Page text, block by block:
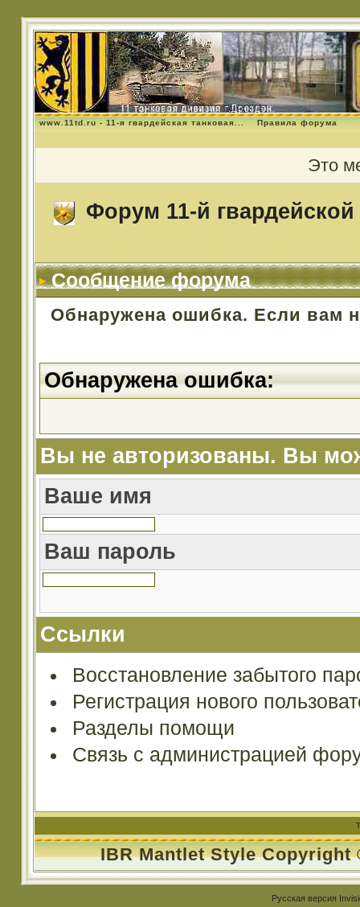
www.11td.ru - 11-я гвардейская танковая... Правила форума
Это
Форум 11-й гвардейской
Сообщение форума
Обнаружена ошибка. Если вам
Обнаружена ошибка:
Вы не авторизованы. Вы
Ваше имя
Ваш пароль
Ссылки
Восстановление забытого
Регистрация нового
Разделы помощи
Связь с администрацией
IBR Mantlet Style Copyright
Русская версия